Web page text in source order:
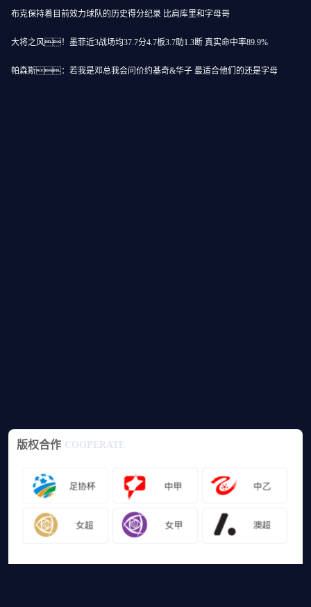
布克保持着目前效力球队的历史得分纪录 比肩库里和字母哥
大将之风！墨菲近3战场均37.7分4.7板3.7助1.3断 真实命中率89.9%
帕森斯：若我是邓总我会问价约基奇&华子 最适合他们的还是字母
版权合作 COOPERATE